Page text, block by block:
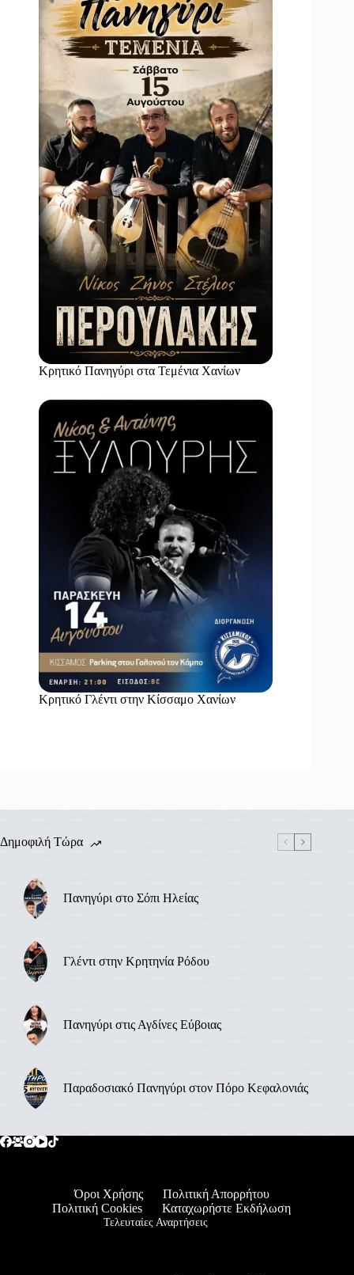
Κρητικό Πανηγύρι στα Τεμένια Χανίων
Κρητικό Γλέντι στην Κίσσαμο Χανίων
Δημοφιλή Τώρα
Πανηγύρι στο Σόπι Ηλείας
Γλέντι στην Κρητηνία Ρόδου
Πανηγύρι στις Αγδίνες Εύβοιας
Παραδοσιακό Πανηγύρι στον Πόρο Κεφαλονιάς
Όροι Χρήσης
Πολιτική Απορρήτου
Πολιτική Cookies
Καταχωρήστε Εκδήλωση
Τελευταίες Αναρτήσεις